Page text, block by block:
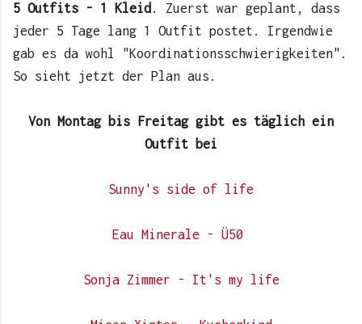
5 Outfits - 1 Kleid . Zuerst war geplant, dass
jeder 5 Tage lang 1 Outfit postet. Irgendwie
gab es da wohl "Koordinationsschwierigkeiten".
So sieht jetzt der Plan aus.
Von Montag bis Freitag gibt es täglich ein
Outfit bei
Sunny's side of life
Eau Minerale - Ü50
Sonja Zimmer - It's my life